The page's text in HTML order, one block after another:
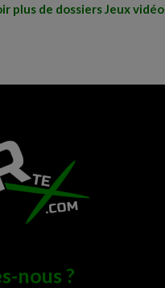
plus de dossiers Jeux vidéo
nous ?